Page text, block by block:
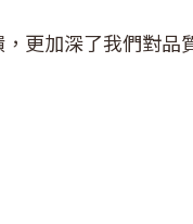
更加深了我們對品